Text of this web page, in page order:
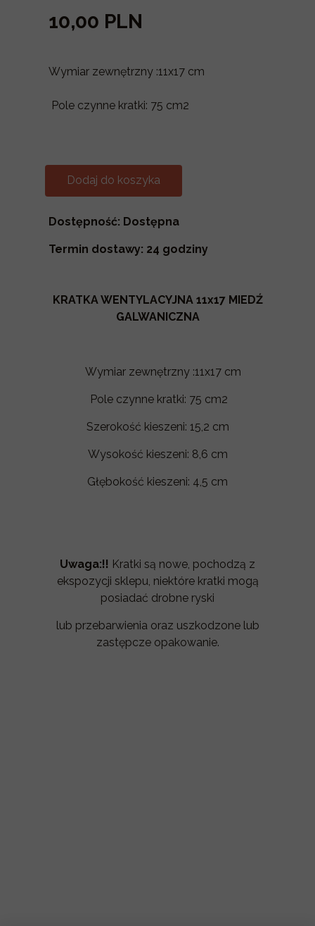
Dostępność: Dostępna
Termin dostawy: 24 godziny
Dodaj do koszyka
Wymiar zewnętrzny :11x17 cm
Pole czynne kratki: 75 cm2
10,00 PLN
KRATKA WENTYLACYJNA 11x17 MIEDŹ
GALWANICZNA
Wymiar zewnętrzny :11x17 cm
Pole czynne kratki: 75 cm2
Szerokość kieszeni: 15,2 cm
Wysokość kieszeni: 8,6 cm
Głębokość kieszeni: 4,5 cm
Uwaga:!! Kratki są nowe, pochodzą z
ekspozycji sklepu, niektóre kratki mogą
posiadać drobne ryski
lub przebarwienia oraz uszkodzone lub
zastępcze opakowanie.